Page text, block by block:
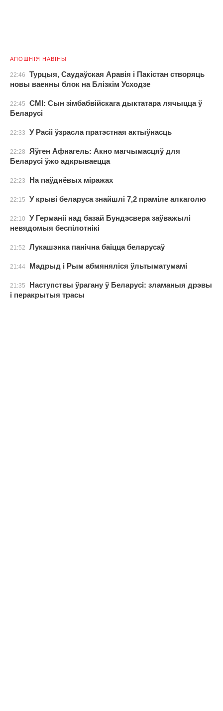
АПОШНІЯ НАВІНЫ
22:46
Турцыя, Саудаўская Аравія і Пакістан створяць
новы ваенны блок на Блізкім Усходзе
22:45
СМІ: Сын зімбабвійскага дыктатара лячыцца ў
Беларусі
22:33 У Расіі ўзрасла пратэстная актыўнасць
22:28
Яўген Афнагель: Акно магчымасцяў для
Беларусі ўжо адкрываецца
22:23 На паўднёвых міражах
22:15 У крыві беларуса знайшлі 7,2 праміле алкаголю
22:10
У Германіі над базай Бундэсвера заўважылі
невядомыя беспілотнікі
21:52 Лукашэнка панічна баіцца беларусаў
21:44 Мадрыд і Рым абмяняліся ўльтыматумамі
21:35
Наступствы ўрагану ў Беларусі: зламаныя дрэвы
і перакрытыя трасы